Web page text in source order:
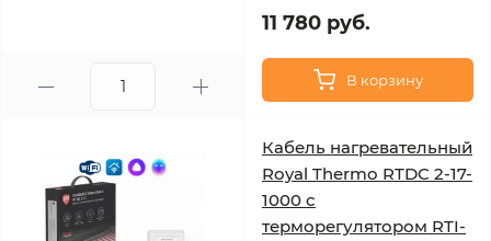
11 780 руб.
В корзину
Кабель нагревательный
Royal Thermo RTDC 2-17-
1000 с
терморегулятором RTI-